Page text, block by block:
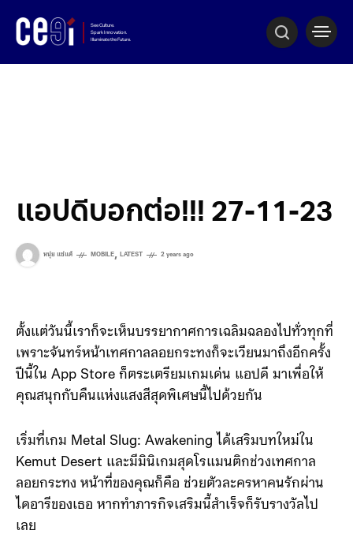
แอปดีบอกต่อ!!! 27-11-23
หนุ่ย แซ่แต้ MOBILE, LATEST 2 years ago
ตั้งแต่วันนี้เราก็จะเห็นบรรยากาศการเฉลิมฉลองไปทั่วทุกที่
เพราะจันทร์หน้าเทศกาลลอยกระทงก็จะเวียนมาถึงอีกครั้ง
ปีนี้ใน App Store ก็ตระเตรียมเกมเด่น แอปดี มาเพื่อให้
คุณสนุกกับคืนแห่งแสงสีสุดพิเศษนี้ไปด้วยกัน
เริ่มที่เกม Metal Slug: Awakening ได้เสริมบทใหม่ใน
Kemut Desert และมีมินิเกมสุดโรแมนติกช่วงเทศกาล
ลอยกระทง หน้าที่ของคุณก็คือ ช่วยตัวละครหาคนรักผ่าน
ไดอารีของเธอ หากทำภารกิจเสริมนี้สำเร็จก็รับรางวัลไป
เลย